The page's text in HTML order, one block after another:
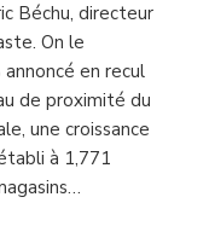
Béchu, directeur
On le
en recul
de proximité du
une croissance
à 1,771